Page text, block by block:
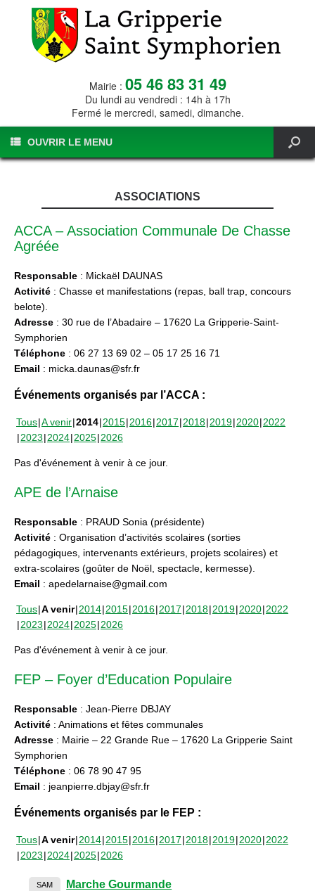
Mairie : 05 46 83 31 49
Du lundi au vendredi : 14h à 17h
Fermé le mercredi, samedi, dimanche.
OUVRIR LE MENU
ASSOCIATIONS
ACCA – Association Communale De Chasse
Agréée
Responsable : Mickaël DAUNAS
Activité : Chasse et manifestations (repas, ball trap, concours
belote).
Adresse : 30 rue de l’Abadaire – 17620 La Gripperie-Saint-
Symphorien
Téléphone : 06 27 13 69 02 – 05 17 25 16 71
Email : micka.daunas@sfr.fr
Événements organisés par l’ACCA :
Tous A venir 2014 2015 2016 2017 2018 2019 2020 2022
2023 2024 2025 2026
Pas d'événement à venir à ce jour.
APE de l’Arnaise
Responsable : PRAUD Sonia (présidente)
Activité : Organisation d’activités scolaires (sorties
pédagogiques, intervenants extérieurs, projets scolaires) et
extra-scolaires (goûter de Noël, spectacle, kermesse).
Email : apedelarnaise@gmail.com
Tous A venir 2014 2015 2016 2017 2018 2019 2020 2022
2023 2024 2025 2026
Pas d'événement à venir à ce jour.
FEP – Foyer d’Education Populaire
Responsable : Jean-Pierre DBJAY
Activité : Animations et fêtes communales
Adresse : Mairie – 22 Grande Rue – 17620 La Gripperie Saint
Symphorien
Téléphone : 06 78 90 47 95
Email : jeanpierre.dbjay@sfr.fr
Événements organisés par le FEP :
Tous A venir 2014 2015 2016 2017 2018 2019 2020 2022
2023 2024 2025 2026
SAM
Marche Gourmande